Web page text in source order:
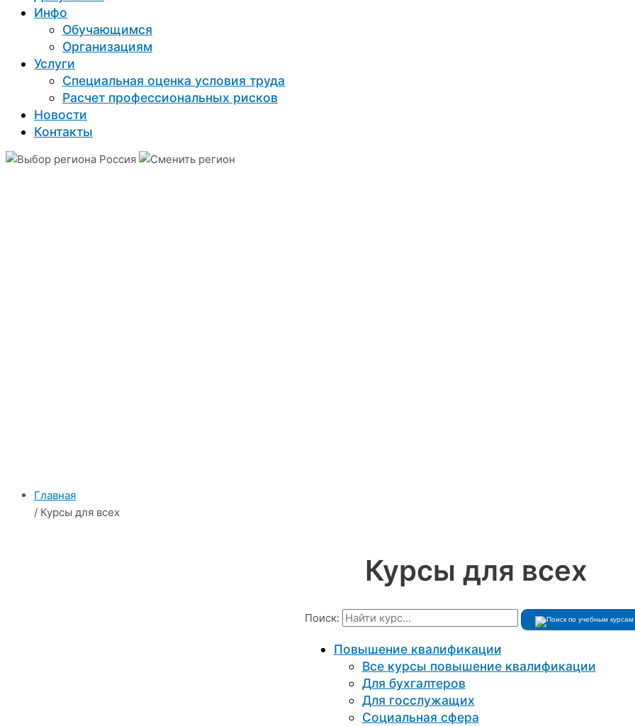
Инфо
Обучающимся
Организациям
Услуги
Специальная оценка условия труда
Расчет профессиональных рисков
Новости
Контакты
Россия
Главная
/ Курсы для всех
Курсы для всех
Поиск:
Повышение квалификации
Все курсы повышение квалификации
Для бухгалтеров
Для госслужащих
Социальная сфера